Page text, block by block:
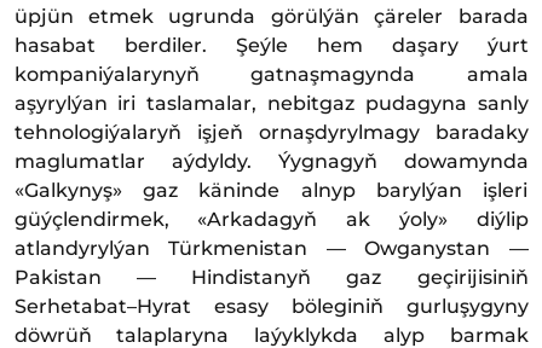
üpjün etmek ugrunda görülýän çäreler barada
hasabat berdiler. Şeýle hem daşary ýurt
kompaniýalarynyň gatnaşmagynda amala
aşyrylýan iri taslamalar, nebitgaz pudagyna sanly
tehnologiýalaryň işjeň ornaşdyrylmagy baradaky
maglumatlar aýdyldy. Ýygnagyň dowamynda
«Galkynyş» gaz käninde alnyp barylýan işleri
güýçlendirmek, «Arkadagyň ak ýoly» diýlip
atlandyrylýan Türkmenistan — Owganystan —
Pakistan — Hindistanyň gaz geçirijisiniň
Serhetabat–Hyrat esasy böleginiň gurluşygyny
döwrüň talaplaryna laýyklykda alyp barmak